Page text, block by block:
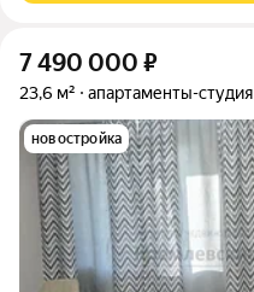
7 490 000 ₽
23,6 м² апартаменты-студия
новостройка